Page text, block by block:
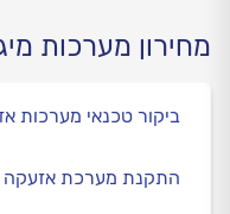
מחירון מערכות
ביקור טכנאי מערכות
התקנת מערכת אזעקה